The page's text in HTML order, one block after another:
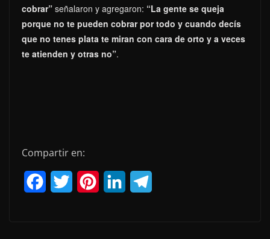
cobrar” señalaron y agregaron: “La gente se queja
porque no te pueden cobrar por todo y cuando decís
que no tenes plata te miran con cara de orto y a veces
te atienden y otras no”.
Compartir en: